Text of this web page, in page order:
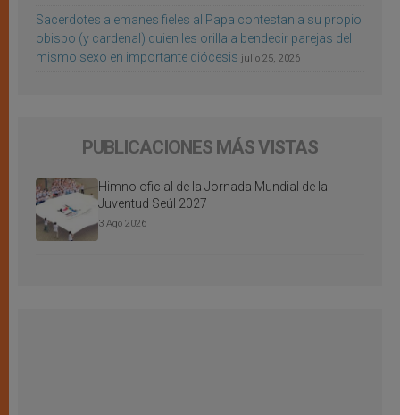
Sacerdotes alemanes fieles al Papa contestan a su propio
obispo (y cardenal) quien les orilla a bendecir parejas del
mismo sexo en importante diócesis julio 25, 2026
PUBLICACIONES MÁS VISTAS
Himno oficial de la Jornada Mundial de la
Juventud Seúl 2027
3 Ago 2026